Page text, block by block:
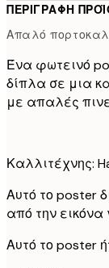
ΠΕΡΙΓΡΑΦΉ
Απαλό
Ένα φωτεινό
δίπλα σε μια
με απαλές
Καλλιτέχνης:
Αυτό το poster
από την εικόνα
Αυτό το poster